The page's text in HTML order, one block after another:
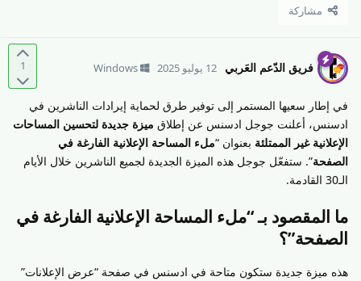
مشاركة
1 فريق الدّعم العَربي 12 يوليو 2025 Windows
في إطار سعيها المستمر إلى توفير طرق لحماية إيرادات الناشرين في
ادسنس، أعلنت جوجل ادسنس عن إطلاق ميزة جديدة لتحسين المساحات
الإعلانية غير الممتلئة بعنوان “ملء المساحة الإعلانية الفارغة في
الصفحة”. ستفعّل جوجل هذه الميزة الجديدة لجميع الناشرين خلال الأيام
الـ30 القادمة.
ما المقصود بـ “ملء المساحة الإعلانية الفارغة في
الصفحة”؟
هذه ميزة جديدة ستكون متاحة في ادسنس في صفحة “عرض الإعلانات”